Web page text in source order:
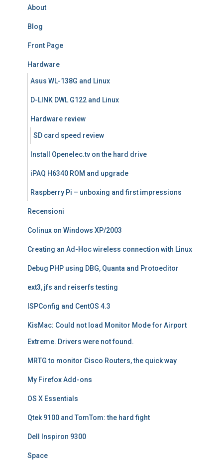
About
Blog
Front Page
Hardware
Asus WL-138G and Linux
D-LINK DWL G122 and Linux
Hardware review
SD card speed review
Install Openelec.tv on the hard drive
iPAQ H6340 ROM and upgrade
Raspberry Pi – unboxing and first impressions
Recensioni
Colinux on Windows XP/2003
Creating an Ad-Hoc wireless connection with Linux
Debug PHP using DBG, Quanta and Protoeditor
ext3, jfs and reiserfs testing
ISPConfig and CentOS 4.3
KisMac: Could not load Monitor Mode for Airport
Extreme. Drivers were not found.
MRTG to monitor Cisco Routers, the quick way
My Firefox Add-ons
OS X Essentials
Qtek 9100 and TomTom: the hard fight
Dell Inspiron 9300
Space